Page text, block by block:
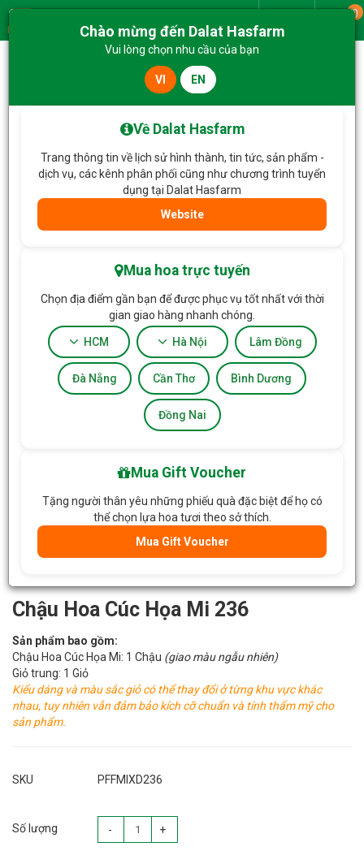
Menu
0
Hoa Chậu thiết kế Chậu Hoa Cúc Họa Mi 236
Chậu Hoa Cúc Họa Mi 236
Sản phẩm bao gồm:
Chậu Hoa Cúc Họa Mi: 1 Chậu (giao màu ngẫu nhiên)
Giỏ trung: 1 Giỏ
Kiểu dáng và màu sắc giỏ có thể thay đổi ở từng khu vực khác
nhau, tuy nhiên vẫn đảm bảo kích cỡ chuẩn và tính thẩm mỹ cho
sản phẩm.
SKU PFFMIXD236
Số lượng - +
Chào mừng đến Dalat Hasfarm
Vui lòng chọn nhu cầu của bạn
VI EN
Về Dalat Hasfarm
Trang thông tin về lịch sử hình thành, tin tức, sản phẩm -
dịch vụ, các kênh phân phối cũng như chương trình tuyển
dụng tại Dalat Hasfarm
Website
Mua hoa trực tuyến
Chọn địa điểm gần bạn để được phục vụ tốt nhất với thời
gian giao hàng nhanh chóng.
HCM Hà Nội Lâm Đồng
Đà Nẵng Cần Thơ Bình Dương
Đồng Nai
Mua Gift Voucher
Tặng người thân yêu những phiếu quà đặc biệt để họ có
thể chọn lựa hoa tươi theo sở thích.
Mua Gift Voucher